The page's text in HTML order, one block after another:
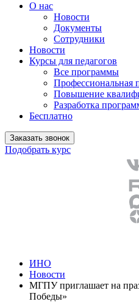
О нас
Новости
Документы
Сотрудники
Новости
Курсы для педагогов
Все программы
Профессиональная
Повышение
Разработка
Бесплатно
Заказать звонок
Подобрать курс
ИНО
Новости
МГПУ приглашает на
Победы»